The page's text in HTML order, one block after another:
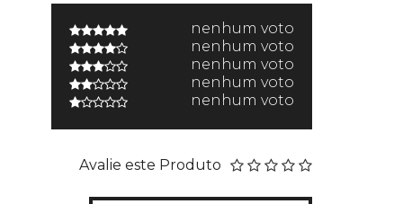
nenhum voto
nenhum voto
nenhum voto
nenhum voto
nenhum voto
Avalie este Produto